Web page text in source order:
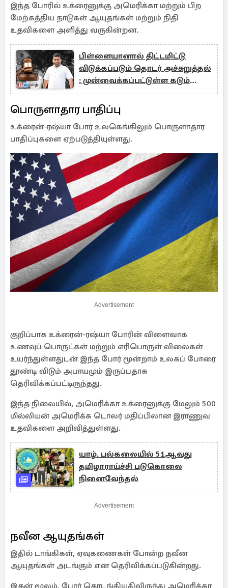
இந்த போரில் உக்ரைனுக்கு அமெரிக்கா மற்றும் பிற
மேற்கத்திய நாடுகள் ஆயுதங்கள் மற்றும் நிதி
உதவிகளை அளித்து வருகின்றன.
பிள்ளையானால் திட்டமிட்டு
விடுக்கப்படும் தொடர் அச்சுறுத்தல்
: முன்வைக்கப்பட்டுள்ள கடும்
குற்றச்சாட்டு
பொருளாதார பாதிப்பு
உக்ரைன்-ரஷ்யா போர் உலகெங்கிலும் பொருளாதார
பாதிப்புகளை ஏற்படுத்தியுள்ளது.
Advertisement
குறிப்பாக உக்ரைன்-ரஷ்யா போரின் விளைவாக
உணவுப் பொருட்கள் மற்றும் எரிபொருள் விலைகள்
உயர்ந்துள்ளதுடன் இந்த போர் மூன்றாம் உலகப் போரை
தூண்டி விடும் அபாயமும் இருப்பதாக
தெரிவிக்கப்பட்டிருந்தது.
இந்த நிலையில், அமெரிக்கா உக்ரைனுக்கு மேலும் 500
மில்லியன் அமெரிக்க டொலர் மதிப்பிலான இராணுவ
உதவிகளை அறிவித்துள்ளது.
யாழ். பல்கலையில் 51ஆவது
தமிழாராய்ச்சி படுகொலை
நினைவேந்தல்
Advertisement
நவீன ஆயுதங்கள்
இதில் டாங்கிகள், ஏவுகணைகள் போன்ற நவீன
ஆயுதங்கள் அடங்கும் என தெரிவிக்கப்படுகின்றது.
இதன் மூலம், போர் தொடங்கியதிலிருந்து அமெரிக்கா